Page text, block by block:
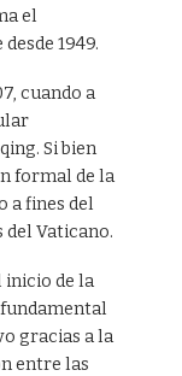
el
1949.
cuando a
Si bien
formal de la
a fines del
del Vaticano.
inicio de la
gracias a la
entre las